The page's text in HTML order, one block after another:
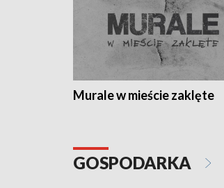
Murale w mieście zaklęte
GOSPODARKA